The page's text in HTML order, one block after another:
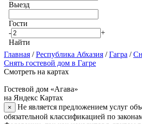
Выезд
Гости
-
+
Найти
Главная /Республика Абхазия /Гагра /
Снять гостевой дом в Гагре
Смотреть на картах
Гостевой дом «Агава»
на Яндекс Картах
×
Не является предложением услуг
обязательной классификацией по